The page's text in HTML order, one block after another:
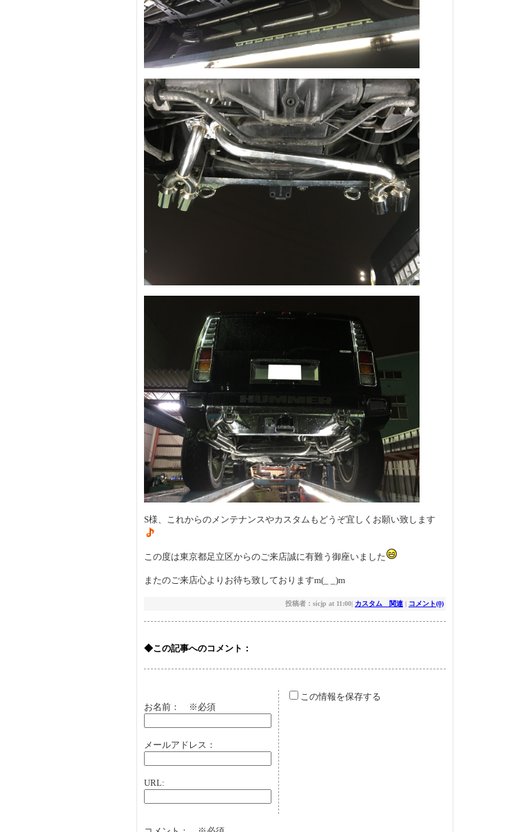
S様、これからのメンテナンスやカスタムもどうぞ宜しくお願い致します
この度は東京都足立区からのご来店誠に有難う御座いました
またのご来店心よりお待ち致しておりますm(_ _)m
投稿者：sicjp at 11:00| カスタム 関連 | コメント(0)
◆この記事へのコメント：
お名前： ※必須
メールアドレス：
URL:
この情報を保存する